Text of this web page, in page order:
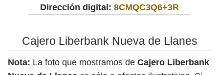
Dirección digital: 8CMQC3Q6+3R
Cajero Liberbank Nueva de Llanes
Nota: La foto que mostramos de Cajero Liberbank